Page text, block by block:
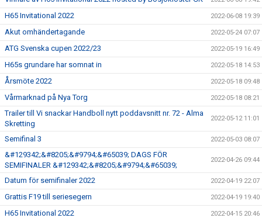
H65 Invitational 2022 2022-06-08 19:39
Akut omhändertagande 2022-05-24 07:07
ATG Svenska cupen 2022/23 2022-05-19 16:49
H65s grundare har somnat in 2022-05-18 14:53
Årsmöte 2022 2022-05-18 09:48
Vårmarknad på Nya Torg 2022-05-18 08:21
Trailer till Vi snackar Handboll nytt poddavsnitt nr. 72 - Alma
Skretting
2022-05-12 11:01
Semifinal 3 2022-05-03 08:07
&#129342;&#8205;&#9794;&#65039; DAGS FÖR
SEMIFINALER &#129342;&#8205;&#9794;&#65039;
2022-04-26 09:44
Datum för semifinaler 2022 2022-04-19 22:07
Grattis F19 till seriesegern 2022-04-19 19:40
H65 Invitational 2022 2022-04-15 20:46